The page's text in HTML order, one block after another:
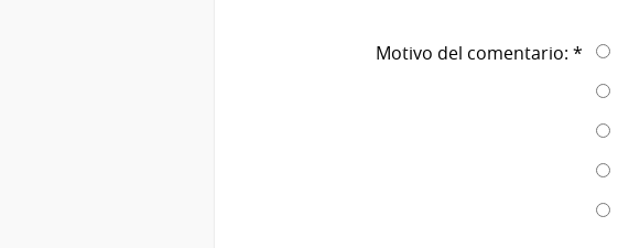
Motivo del comentario: *